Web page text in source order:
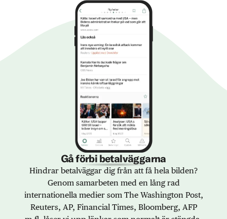
Gå förbi betalväggarna
Hindrar betalväggar dig från att få hela bilden?
Genom samarbeten med en lång rad
internationella medier som The Washington Post,
Reuters, AP, Financial Times, Bloomberg, AFP